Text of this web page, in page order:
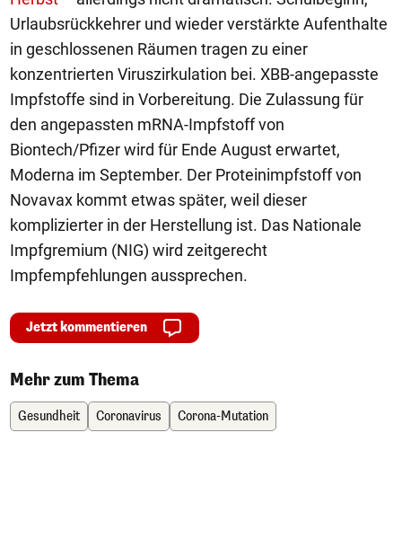
Urlaubsrückkehrer und wieder verstärkte Aufenthalte
in geschlossenen Räumen tragen zu einer
konzentrierten Viruszirkulation bei. XBB-angepasste
Impfstoffe sind in Vorbereitung. Die Zulassung für
den angepassten mRNA-Impfstoff von
Biontech/Pfizer wird für Ende August erwartet,
Moderna im September. Der Proteinimpfstoff von
Novavax kommt etwas später, weil dieser
komplizierter in der Herstellung ist. Das Nationale
Impfgremium (NIG) wird zeitgerecht
Impfempfehlungen aussprechen.
Jetzt kommentieren
Mehr zum Thema
Gesundheit Coronavirus Corona-Mutation